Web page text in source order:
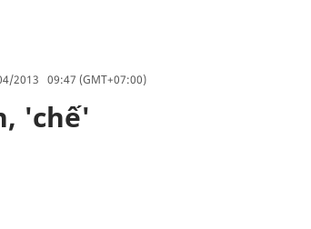
2013 09:47 (GMT+07:00)
'chế'